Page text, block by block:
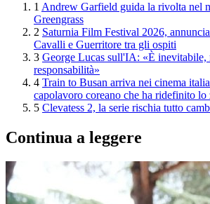
1 Andrew Garfield guida la rivolta nel
Greengrass
2 Saturnia Film Festival 2026,
Cavalli e Guerritore tra gli ospiti
3 George Lucas sull'IA: «È inevitabile,
responsabilità»
4 Train to Busan arriva nei cinema
capolavoro coreano che ha ridefinito
5 Clevatess 2, la serie rischia tutto
Continua a leggere